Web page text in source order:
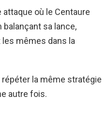
attaque où le Centaure
sa lance,
mêmes dans la
la même stratégie
autre fois.